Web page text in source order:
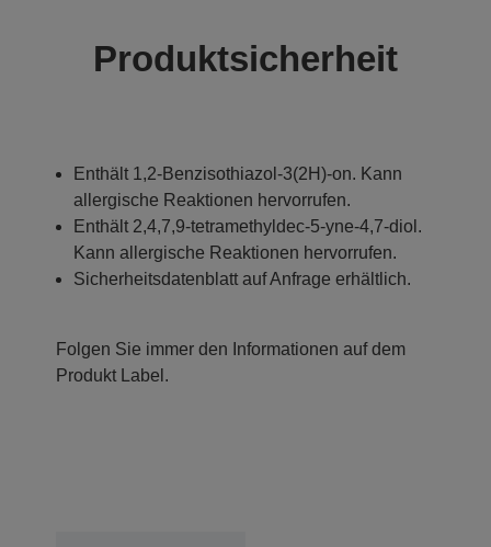
Produktsicherheit
Enthält 1,2-Benzisothiazol-3(2H)-on. Kann
allergische Reaktionen hervorrufen.
Enthält 2,4,7,9-tetramethyldec-5-yne-4,7-diol.
Kann allergische Reaktionen hervorrufen.
Sicherheitsdatenblatt auf Anfrage erhältlich.
Folgen Sie immer den Informationen auf dem
Produkt Label.